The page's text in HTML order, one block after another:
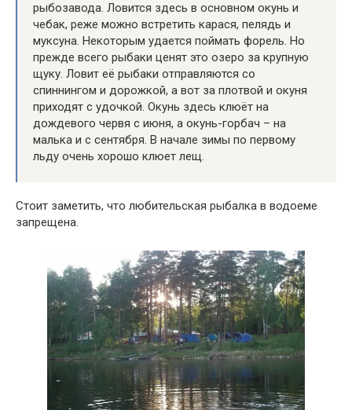
рыбозавода. Ловится здесь в основном окунь и
чебак, реже можно встретить карася, пелядь и
муксуна. Некоторым удается поймать форель. Но
прежде всего рыбаки ценят это озеро за крупную
щуку. Ловит её рыбаки отправляются со
спиннингом и дорожкой, а вот за плотвой и окуня
приходят с удочкой. Окунь здесь клюёт на
дождевого червя с июня, а окунь-горбач – на
малька и с сентября. В начале зимы по первому
льду очень хорошо клюет лещ.
Стоит заметить, что любительская рыбалка в водоеме
запрещена.